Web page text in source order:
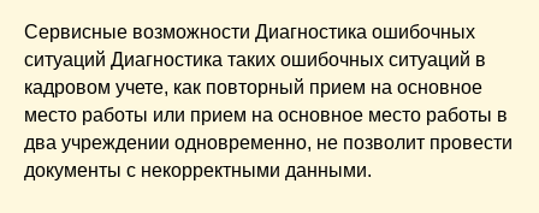
Сервисные возможности Диагностика ошибочных
ситуаций Диагностика таких ошибочных ситуаций в
кадровом учете, как повторный прием на основное
место работы или прием на основное место работы в
два учреждении одновременно, не позволит провести
документы с некорректными данными.